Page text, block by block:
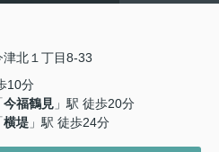
北１丁目8-33
10分
今福鶴見 」駅 徒歩20分
横堤 」駅 徒歩24分